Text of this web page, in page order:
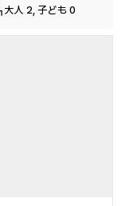
大人 2, 子ども 0